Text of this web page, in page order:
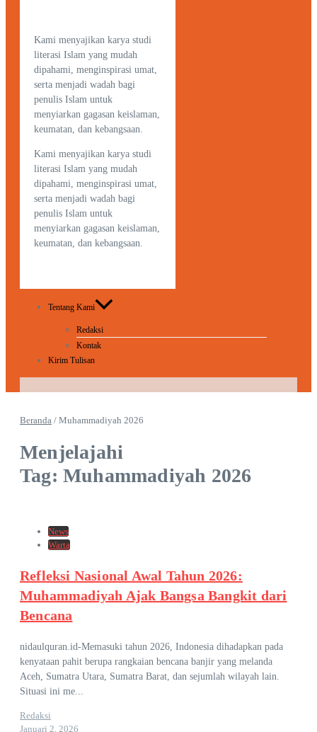
Kami menyajikan karya studi
literasi Islam yang mudah
dipahami, menginspirasi umat,
serta menjadi wadah bagi
penulis Islam untuk
menyiarkan gagasan keislaman,
keumatan, dan kebangsaan.
Kami menyajikan karya studi
literasi Islam yang mudah
dipahami, menginspirasi umat,
serta menjadi wadah bagi
penulis Islam untuk
menyiarkan gagasan keislaman,
keumatan, dan kebangsaan.
Tentang Kami
Redaksi
Kontak
Kirim Tulisan
Beranda / Muhammadiyah 2026
Menjelajahi
Tag: Muhammadiyah 2026
News
Warta
Refleksi Nasional Awal Tahun 2026:
Muhammadiyah Ajak Bangsa Bangkit dari
Bencana
nidaulquran.id-Memasuki tahun 2026, Indonesia dihadapkan pada
kenyataan pahit berupa rangkaian bencana banjir yang melanda
Aceh, Sumatra Utara, Sumatra Barat, dan sejumlah wilayah lain.
Situasi ini me...
Redaksi
Januari 2, 2026